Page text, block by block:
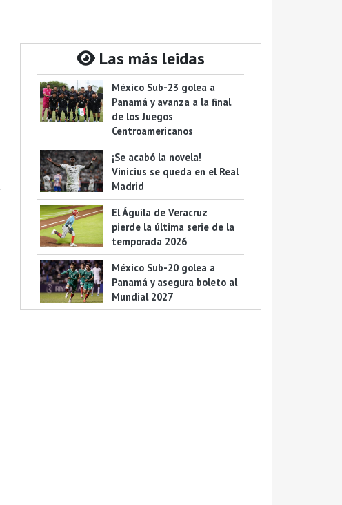
Las más leidas
México Sub-23 golea a
Panamá y avanza a la final
de los Juegos
Centroamericanos
¡Se acabó la novela!
Vinicius se queda en el Real
Madrid
El Águila de Veracruz
pierde la última serie de la
temporada 2026
México Sub-20 golea a
Panamá y asegura boleto al
Mundial 2027